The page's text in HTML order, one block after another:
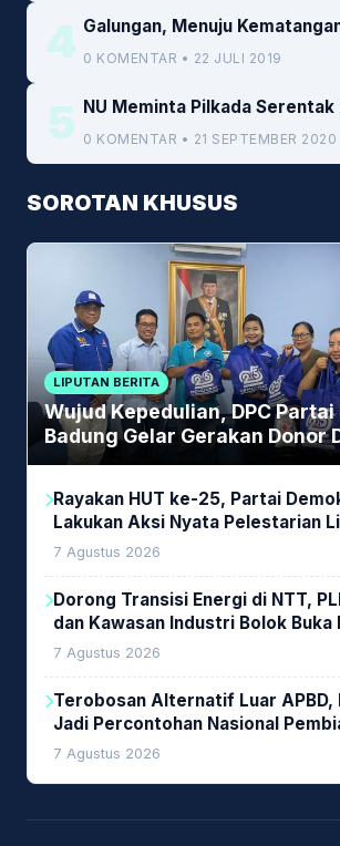
4 Galungan, Menuju
0 KOMENTAR • 22 JULI 2019
5 NU Meminta Pilkada
0 KOMENTAR • 21 SEPTEMBER 2020
SOROTAN KHUSUS
LIPUTAN BERITA
Wujud Kepedulian, DPC
Badung Gelar Gerakan Donor
Rayakan HUT ke-25, Partai
Lakukan Aksi Nyata Pelestarian
7 Agustus 2026
Dorong Transisi Energi di NTT,
dan Kawasan Industri Bolok Buka
Investasi Woodchip untuk Cofiring
7 Agustus 2026
Terobosan Alternatif Luar APBD,
Jadi Percontohan Nasional
7 Agustus 2026